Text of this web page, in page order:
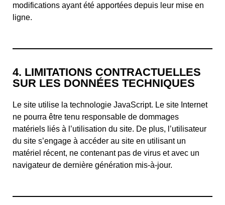
modifications ayant été apportées depuis leur mise en
ligne.
4. LIMITATIONS CONTRACTUELLES
SUR LES DONNÉES TECHNIQUES
Le site utilise la technologie JavaScript. Le site Internet
ne pourra être tenu responsable de dommages
matériels liés à l’utilisation du site. De plus, l’utilisateur
du site s’engage à accéder au site en utilisant un
matériel récent, ne contenant pas de virus et avec un
navigateur de dernière génération mis-à-jour.